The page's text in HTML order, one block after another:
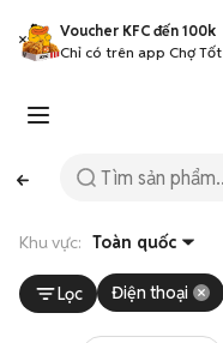
Voucher KFC đến 100k
Chỉ có trên app Chợ Tốt
Khu vực: Toàn quốc
Lọc Điện thoại